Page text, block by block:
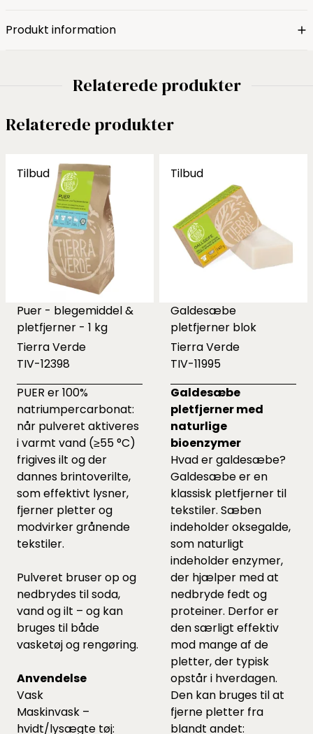
Produkt information
Relaterede produkter
Relaterede produkter
Tilbud
Puer - blegemiddel &
pletfjerner - 1 kg
Tierra Verde
TIV-12398
PUER er 100%
natriumpercarbonat:
når pulveret aktiveres
i varmt vand (≥55 °C)
frigives ilt og der
dannes brintoverilte,
som effektivt lysner,
fjerner pletter og
modvirker grånende
tekstiler.
Pulveret bruser op og
nedbrydes til soda,
vand og ilt – og kan
bruges til både
vasketøj og rengøring.
Anvendelse
Vask
Maskinvask –
hvidt/lysægte tøj:
Tilbud
Galdesæbe
pletfjerner blok
Tierra Verde
TIV-11995
Galdesæbe
pletfjerner med
naturlige
bioenzymer
Hvad er galdesæbe?
Galdesæbe er en
klassisk pletfjerner til
tekstiler. Sæben
indeholder oksegalde,
som naturligt
indeholder enzymer,
der hjælper med at
nedbryde fedt og
proteiner. Derfor er
den særligt effektiv
mod mange af de
pletter, der typisk
opstår i hverdagen.
Den kan bruges til at
fjerne pletter fra
blandt andet: